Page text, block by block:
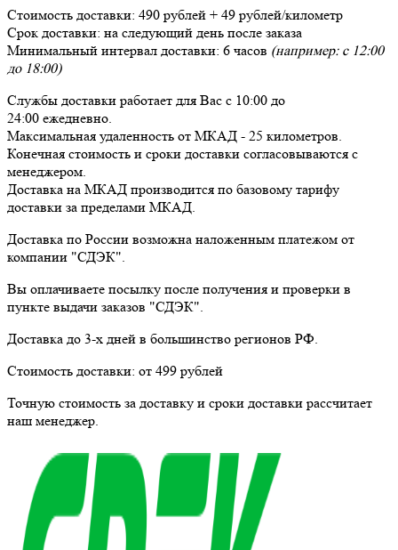
Стоимость доставки: 490 рублей + 49 рублей/километр
Срок доставки: на следующий день после заказа
Минимальный интервал доставки: 6 часов (например: с 12:00
до 18:00)
Службы доставки работает для Вас с 10:00 до
24:00 ежедневно.
Максимальная удаленность от МКАД - 25 километров.
Конечная стоимость и сроки доставки согласовываются с
менеджером.
Доставка на МКАД производится по базовому тарифу
доставки за пределами МКАД.
Доставка по России возможна наложенным платежом от
компании "СДЭК".
Вы оплачиваете посылку после получения и проверки в
пункте выдачи заказов "СДЭК".
Доставка до 3-х дней в большинство регионов РФ.
Стоимость доставки: от 499 рублей
Точную стоимость за доставку и сроки доставки рассчитает
наш менеджер.